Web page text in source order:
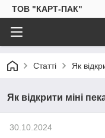
ТОВ "КАРТ-ПАК"
Статті Як
Як відкрити міні
30.10.2024